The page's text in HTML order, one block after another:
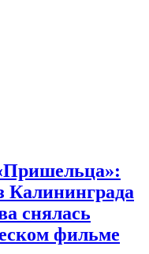
Калининграда
снялась
фильме